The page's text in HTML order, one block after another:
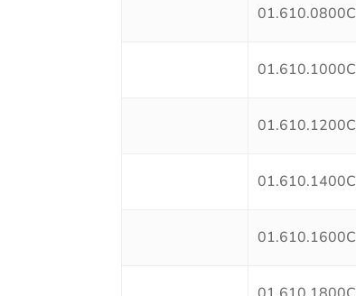
01.610.0800C
01.610.1000C
01.610.1200C
01.610.1400C
01.610.1600C